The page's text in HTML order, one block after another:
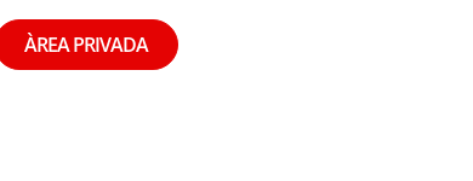
ÀREA PRIVADA